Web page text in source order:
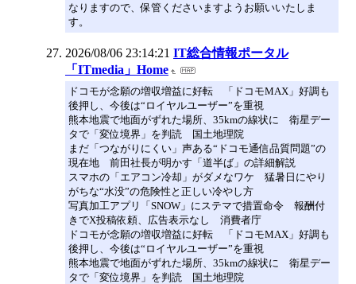
なりますので、保管くださいますようお願いいたしま
す。
2026/08/06 23:14:21 IT総合情報ポータル
「ITmedia」Home
ドコモが念願の増収増益に好転 「ドコモMAX」好調も
後押し、今後は“ロイヤルユーザー”を重視
熊本地震で地面がずれた場所、35kmの線状に 衛星デー
タで「変位境界」を判読 国土地理院
まだ「つながりにくい」声ある“ドコモ通信品質問題”の
現在地 前田社長が明かす「道半ば」の詳細解説
スマホの「エアコン冷却」がダメなワケ 猛暑日にやり
がちな“水没”の危険性と正しい冷やし方
写真加工アプリ「SNOW」にステマで措置命令 報酬付
きでX投稿依頼、広告表示なし 消費者庁
ドコモが念願の増収増益に好転 「ドコモMAX」好調も
後押し、今後は“ロイヤルユーザー”を重視
熊本地震で地面がずれた場所、35kmの線状に 衛星デー
タで「変位境界」を判読 国土地理院